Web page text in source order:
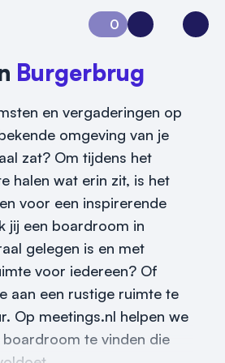
aan
0
Aanvraag 0Inloggen
Burgerbrug
en vergaderingen op
omgeving van je
zat? Om tijdens het
halen wat erin zit, is het
voor een inspirerende
jij een boardroom in
gelegen is en met
voor iedereen? Of
aan een rustige ruimte te
Op meetings.nl helpen we
te vinden die